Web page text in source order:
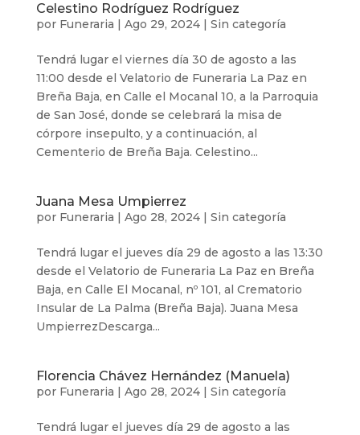
Celestino Rodríguez Rodríguez
por Funeraria | Ago 29, 2024| Sin categoría
Tendrá lugar el viernes día 30 de agosto a las
11:00 desde el Velatorio de Funeraria La Paz en
Breña Baja, en Calle el Mocanal 10, a la Parroquia
de San José, donde se celebrará la misa de
córpore insepulto, y a continuación, al
Cementerio de Breña Baja. Celestino...
Juana Mesa Umpierrez
por Funeraria | Ago 28, 2024| Sin categoría
Tendrá lugar el jueves día 29 de agosto a las 13:30
desde el Velatorio de Funeraria La Paz en Breña
Baja, en Calle El Mocanal, nº 101, al Crematorio
Insular de La Palma (Breña Baja). Juana Mesa
UmpierrezDescarga...
Florencia Chávez Hernández (Manuela)
por Funeraria | Ago 28, 2024| Sin categoría
Tendrá lugar el jueves día 29 de agosto a las